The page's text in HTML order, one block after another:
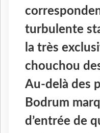
turbulente
la très
chouchou
Au-delà des
Bodrum
d’entrée de